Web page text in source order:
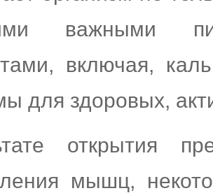
важными
включая,
для здоровых,
открытия
мышц,